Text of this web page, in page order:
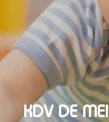
KDV DE